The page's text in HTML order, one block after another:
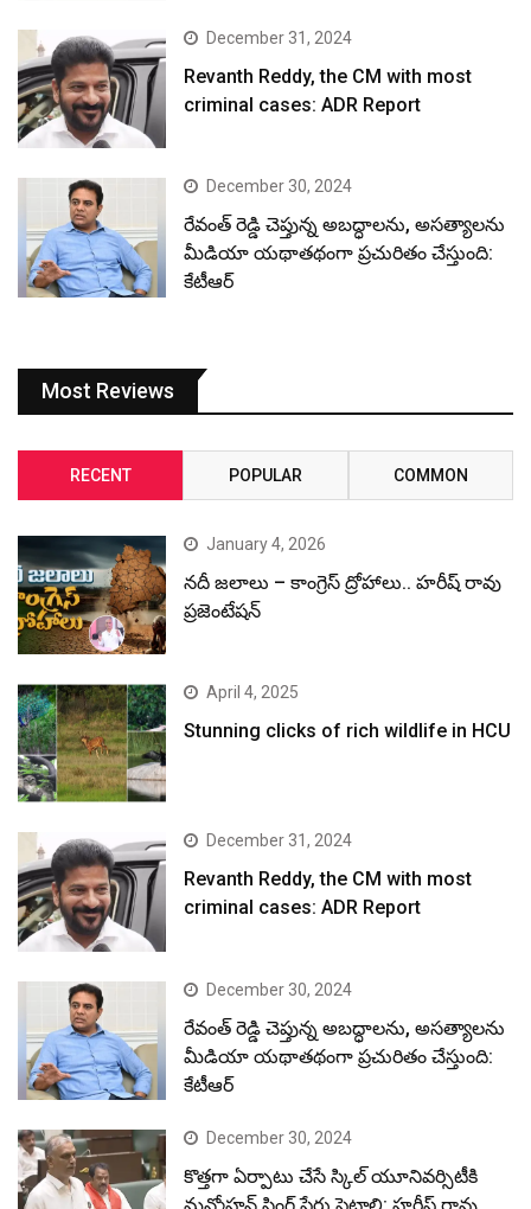
December 31, 2024
Revanth Reddy, the CM with most
criminal cases: ADR Report
December 30, 2024
రేవంత్ రెడ్డి చెప్తున్న అబద్ధాలను, అసత్యాలను
మీడియా యథాతథంగా ప్రచురితం చేస్తుంది:
కేటీఆర్
Most Reviews
RECENT POPULAR COMMON
January 4, 2026
నదీ జలాలు – కాంగ్రెస్ ద్రోహాలు.. హరీష్ రావు
ప్రజెంటేషన్
April 4, 2025
Stunning clicks of rich wildlife in HCU
December 31, 2024
Revanth Reddy, the CM with most
criminal cases: ADR Report
December 30, 2024
రేవంత్ రెడ్డి చెప్తున్న అబద్ధాలను, అసత్యాలను
మీడియా యథాతథంగా ప్రచురితం చేస్తుంది:
కేటీఆర్
December 30, 2024
కొత్తగా ఏర్పాటు చేసే స్కిల్ యూనివర్సిటీకి